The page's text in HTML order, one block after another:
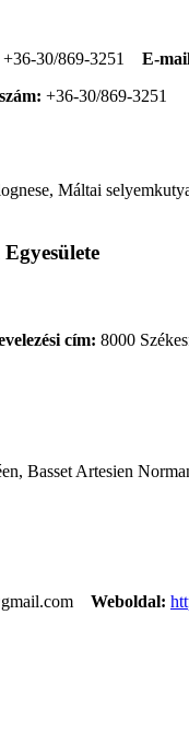
+36-30/869-3251 E-
+36-30/869-3251
Máltai
cím: 8000
Basset Artesien
Weboldal: